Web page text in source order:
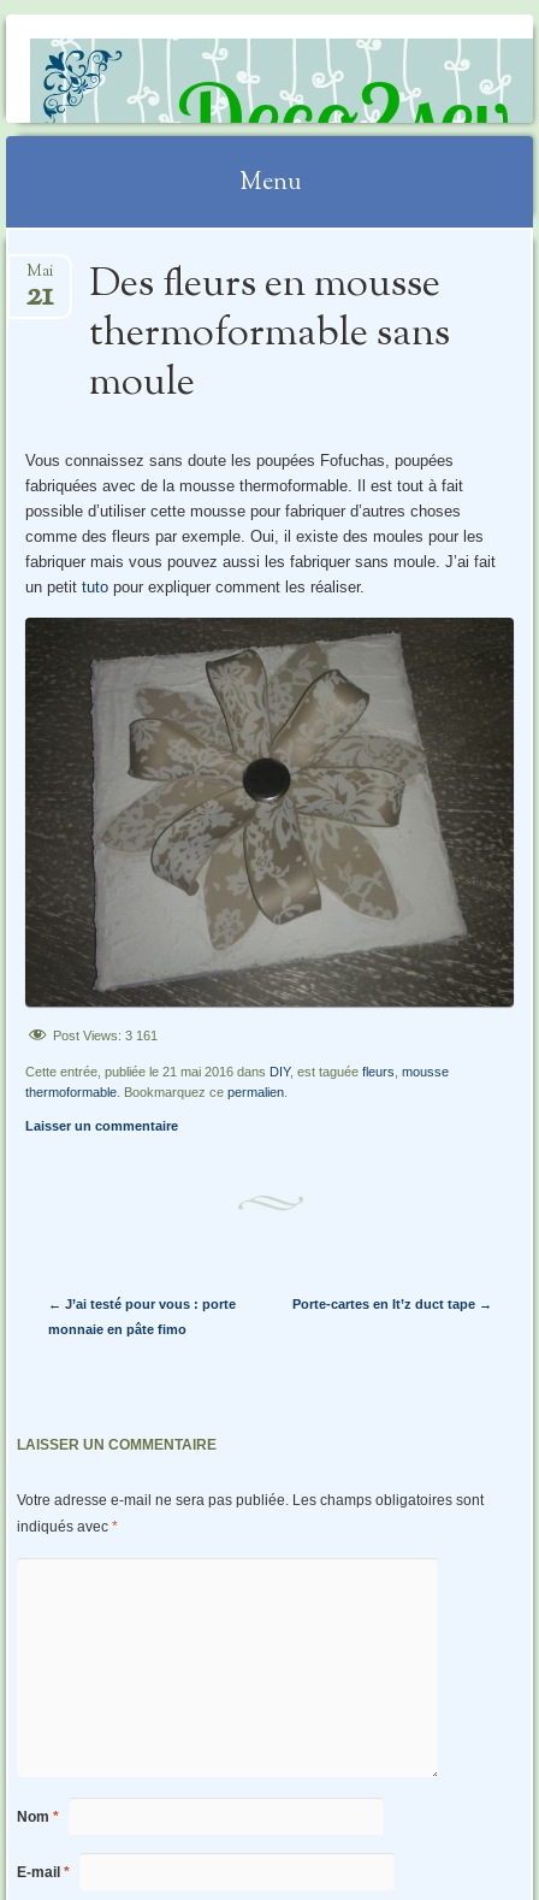
DECO2SEV
Menu
au
Des fleurs en mousse
thermoformable sans
moule
Mai
21
Vous connaissez sans doute les poupées Fofuchas, poupées
fabriquées avec de la mousse thermoformable. Il est tout à fait
possible d’utiliser cette mousse pour fabriquer d’autres choses
comme des fleurs par exemple. Oui, il existe des moules pour les
fabriquer mais vous pouvez aussi les fabriquer sans moule. J’ai fait
un petit tuto pour expliquer comment les réaliser.
Post Views: 3 161
Cette entrée, publiée le 21 mai 2016 dans DIY, est taguéefleurs ,mousse
thermoformable . Bookmarquez cepermalien
Laisser un commentaire
Navigation des articles
← J’ai testé pour vous : porte
monnaie en pâte fimo
Porte-cartes en It’z duct tape →
LAISSER UN COMMENTAIRE
Votre adresse e-mail ne sera pas publiée. Les champs obligatoires sont
indiqués avec *
Nom *
E-mail *